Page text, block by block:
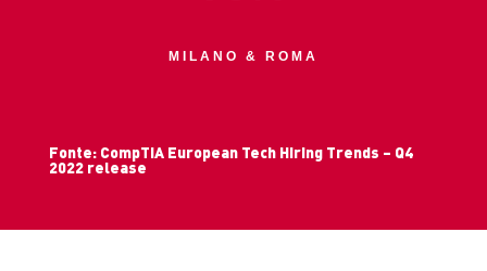
MILANO & ROMA
Fonte: CompTIA European Tech Hiring Trends – Q4
2022 release